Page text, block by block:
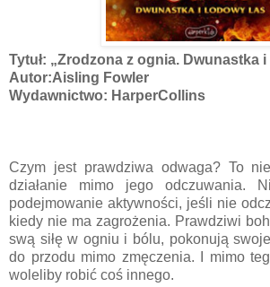
Tytuł: „Zrodzona z ognia. Dwunastka
Autor:Aisling Fowler
Wydawnictwo: HarperCollins
Czym jest prawdziwa odwaga? To
działanie mimo jego odczuwania.
podejmowanie aktywności, jeśli nie
kiedy nie ma zagrożenia. Prawdziwi
swą siłę w ogniu i bólu, pokonują
do przodu mimo zmęczenia. I mimo
woleliby robić coś innego.